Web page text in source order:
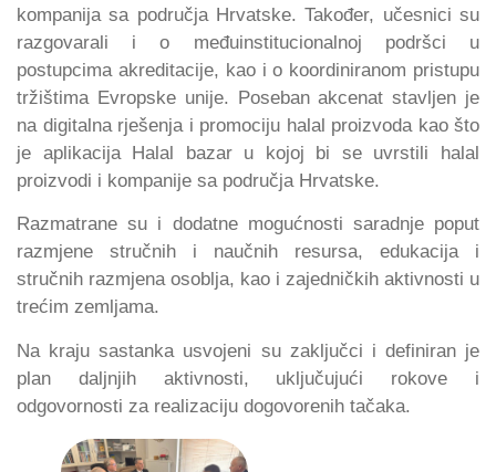
kompanija sa područja Hrvatske. Također, učesnici su
razgovarali i o međuinstitucionalnoj podršci u
postupcima akreditacije, kao i o koordiniranom pristupu
tržištima Evropske unije. Poseban akcenat stavljen je
na digitalna rješenja i promociju halal proizvoda kao što
je aplikacija Halal bazar u kojoj bi se uvrstili halal
proizvodi i kompanije sa područja Hrvatske.
Razmatrane su i dodatne mogućnosti saradnje poput
razmjene stručnih i naučnih resursa, edukacija i
stručnih razmjena osoblja, kao i zajedničkih aktivnosti u
trećim zemljama.
Na kraju sastanka usvojeni su zaključci i definiran je
plan daljnjih aktivnosti, uključujući rokove i
odgovornosti za realizaciju dogovorenih tačaka.